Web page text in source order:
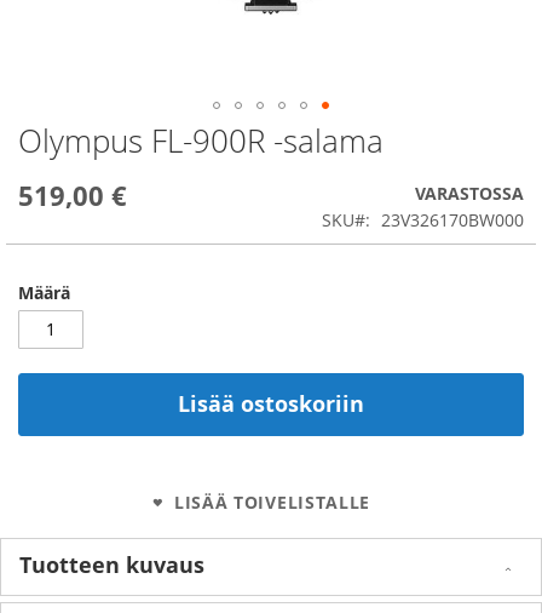
Olympus FL-900R -salama
519,00 €
VARASTOSSA
SKU
23V326170BW000
Määrä
Lisää ostoskoriin
LISÄÄ TOIVELISTALLE
Skip
to
beginning
the
gallery
Tuotteen kuvaus